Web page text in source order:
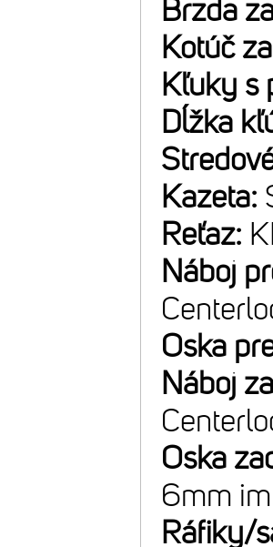
Brzda
Kotúč
Kľuky s
Dĺžka
Kazeta:
Reťaz:
Náboj
Oska
Náboj
Oska
6mm
Ráfiky/